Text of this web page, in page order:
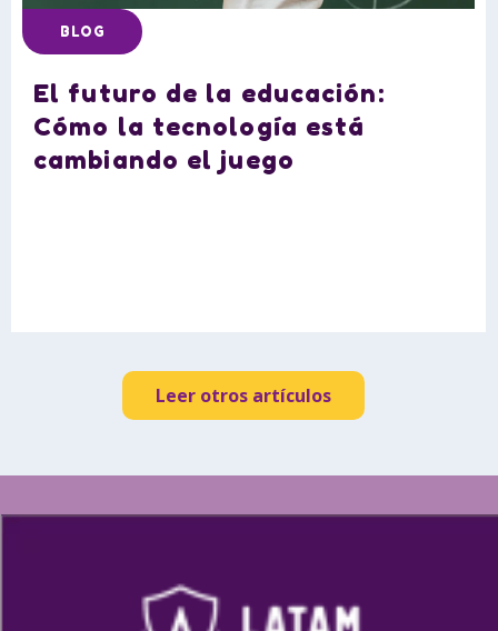
BLOG
El futuro de la educación:
Cómo la tecnología está
cambiando el juego
Leer otros artículos